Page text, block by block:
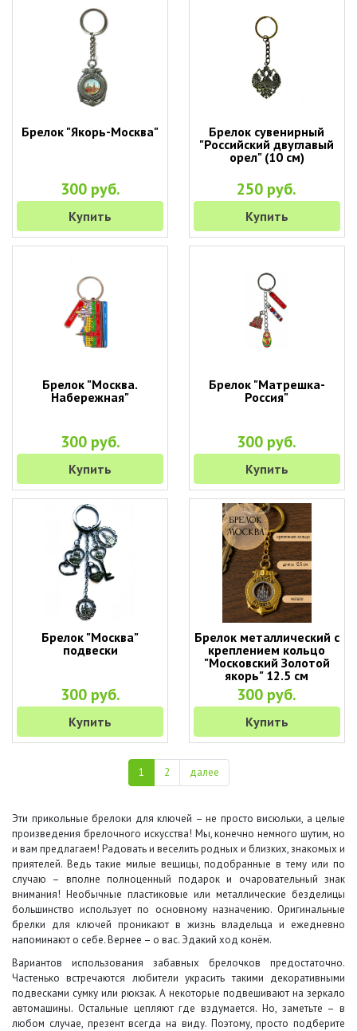
Брелок "Якорь-Москва"
300 руб.
Купить
Брелок сувенирный
"Российский двуглавый
орел" (10 см)
250 руб.
Купить
Брелок "Москва.
Набережная"
300 руб.
Купить
Брелок "Матрешка-
Россия"
300 руб.
Купить
Брелок "Москва"
подвески
300 руб.
Купить
Брелок металлический с
креплением кольцо
"Московский Золотой
якорь" 12.5 см
300 руб.
Купить
1 2 далее
Эти прикольные брелоки для ключей – не просто висюльки, а целые
произведения брелочного искусства! Мы, конечно немного шутим, но
и вам предлагаем! Радовать и веселить родных и близких, знакомых и
приятелей. Ведь такие милые вещицы, подобранные в тему или по
случаю – вполне полноценный подарок и очаровательный знак
внимания! Необычные пластиковые или металлические безделицы
большинство использует по основному назначению. Оригинальные
брелки для ключей проникают в жизнь владельца и ежедневно
напоминают о себе. Вернее – о вас. Эдакий ход конём.
Вариантов использования забавных брелочков предостаточно.
Частенько встречаются любители украсить такими декоративными
подвесками сумку или рюкзак. А некоторые подвешивают на зеркало
автомашины. Остальные цепляют где вздумается. Но, заметьте – в
любом случае, презент всегда на виду. Поэтому, просто подберите